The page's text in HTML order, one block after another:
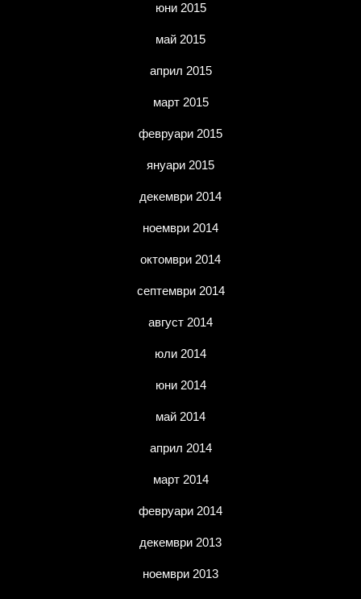
юни 2015
май 2015
април 2015
март 2015
февруари 2015
януари 2015
декември 2014
ноември 2014
октомври 2014
септември 2014
август 2014
юли 2014
юни 2014
май 2014
април 2014
март 2014
февруари 2014
декември 2013
ноември 2013